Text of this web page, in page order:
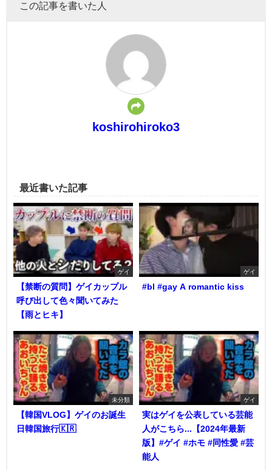
この記事を書いた人
koshirohiroko3
最近書いた記事
ゲイ
【禁断の質問】ゲイカップル
呼び出して色々聞いてみた
【雨とヒキ】
ゲイ
#bl #gay A romantic kiss
未分類
【韓国VLOG】ゲイのお誕生
日韓国旅行🇰🇷
ゲイ
実はゲイを公表している芸能
人がこちら...【2024年最新
版】#ゲイ #ホモ #同性愛 #芸
能人